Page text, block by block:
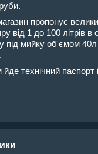
пропонує
від 1 до 100 літрів
під мийку об'ємом 40л
технічний паспорт і